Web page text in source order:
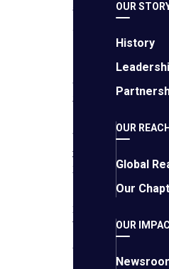
OUR
History
OUR REACH
Global
Our
OUR
都市分会和 EO 关
EO 大湾区都市分
在香港。他是 Arc
利亚和亚洲拥有数
“成立该分会的一
地会员服务。”
不是普通话为通用
25位创始会员代表
下。该分会希望在